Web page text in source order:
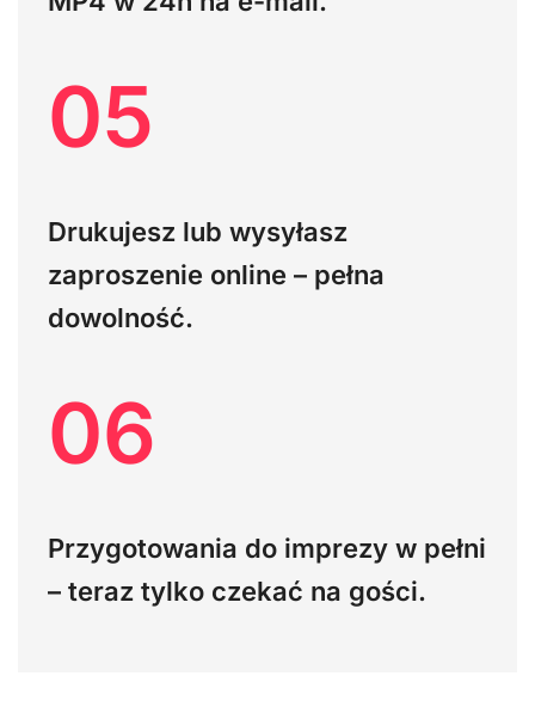
05
Drukujesz lub wysyłasz
zaproszenie online – pełna
dowolność.
06
Przygotowania do imprezy w pełni
– teraz tylko czekać na gości.